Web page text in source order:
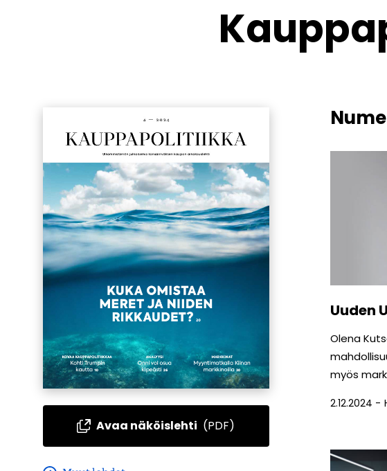
Avaa näköislehti (PDF)
Uuden
Olena
myös
2.12.2024